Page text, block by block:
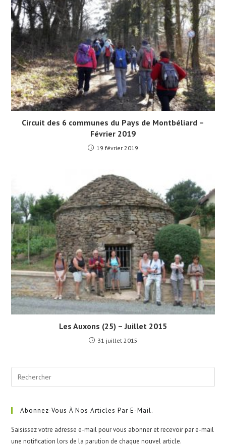
Circuit des 6 communes du Pays de Montbéliard –
Février 2019
19 février 2019
Les Auxons (25) – Juillet 2015
31 juillet 2015
Abonnez-Vous À Nos Articles Par E-Mail.
Saisissez votre adresse e-mail pour vous abonner et recevoir par e-mail
une notification lors de la parution de chaque nouvel article.